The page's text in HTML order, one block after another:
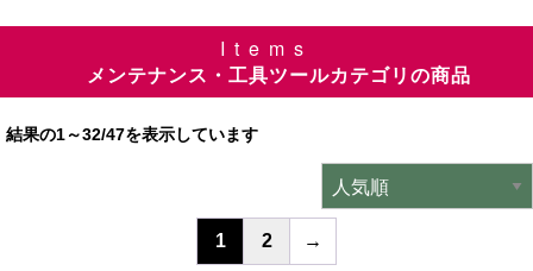
ミニデルタ特選パーツ
ミニデルタオリジナルパーツ
インテリア
＋
Items
メンテナンス・工具ツールカテゴリの商品
結果の1～32/47を表示しています
1 2 →